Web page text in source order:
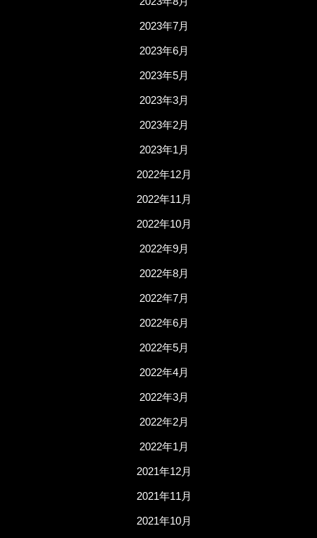
2023年7月
2023年6月
2023年5月
2023年3月
2023年2月
2023年1月
2022年12月
2022年11月
2022年10月
2022年9月
2022年8月
2022年7月
2022年6月
2022年5月
2022年4月
2022年3月
2022年2月
2022年1月
2021年12月
2021年11月
2021年10月